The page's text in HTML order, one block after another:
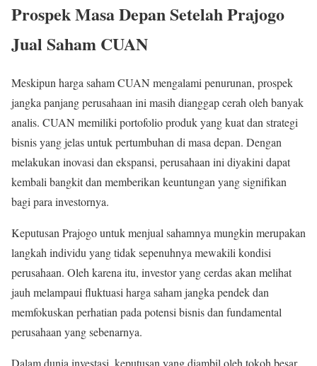
Prospek Masa Depan Setelah Prajogo
Jual Saham CUAN
Meskipun harga saham CUAN mengalami penurunan, prospek
jangka panjang perusahaan ini masih dianggap cerah oleh banyak
analis. CUAN memiliki portofolio produk yang kuat dan strategi
bisnis yang jelas untuk pertumbuhan di masa depan. Dengan
melakukan inovasi dan ekspansi, perusahaan ini diyakini dapat
kembali bangkit dan memberikan keuntungan yang signifikan
bagi para investornya.
Keputusan Prajogo untuk menjual sahamnya mungkin merupakan
langkah individu yang tidak sepenuhnya mewakili kondisi
perusahaan. Oleh karena itu, investor yang cerdas akan melihat
jauh melampaui fluktuasi harga saham jangka pendek dan
memfokuskan perhatian pada potensi bisnis dan fundamental
perusahaan yang sebenarnya.
Dalam dunia investasi, keputusan yang diambil oleh tokoh besar